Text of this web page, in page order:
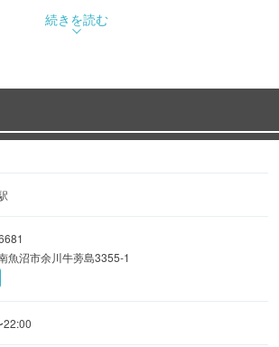
しい麺を使用しています。
合わせたスープには
たインパクトの強いらーめんスープ
続きを読む
魚沼市余川牛蒡島3355-1
22:00